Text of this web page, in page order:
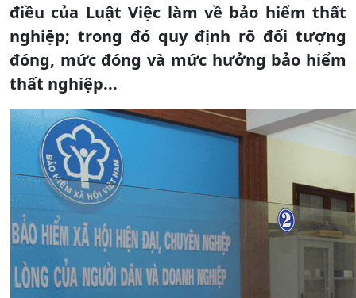
điều của Luật Việc làm về bảo hiểm thất
nghiệp; trong đó quy định rõ đối tượng
đóng, mức đóng và mức hưởng bảo hiểm
thất nghiệp...